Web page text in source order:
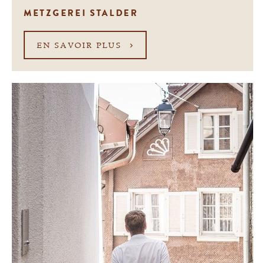
METZGEREI STALDER
EN SAVOIR PLUS